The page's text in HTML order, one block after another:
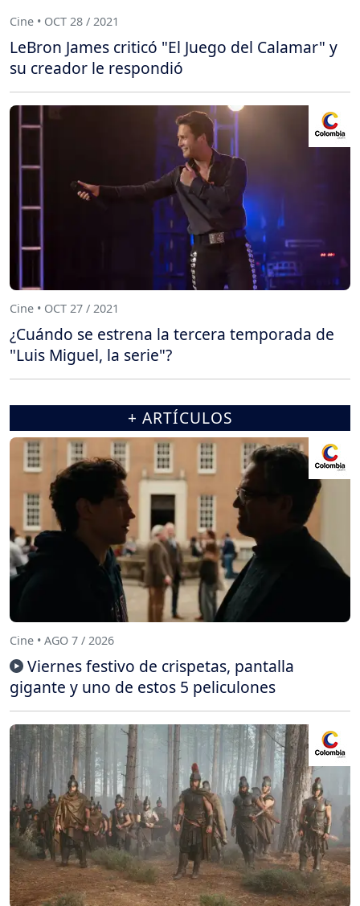
Cine • OCT 28 / 2021
LeBron James criticó "El Juego del Calamar" y
su creador le respondió
Cine • OCT 27 / 2021
¿Cuándo se estrena la tercera temporada de
"Luis Miguel, la serie"?
+ ARTÍCULOS
Cine • AGO 7 / 2026
Viernes festivo de crispetas, pantalla
gigante y uno de estos 5 peliculones